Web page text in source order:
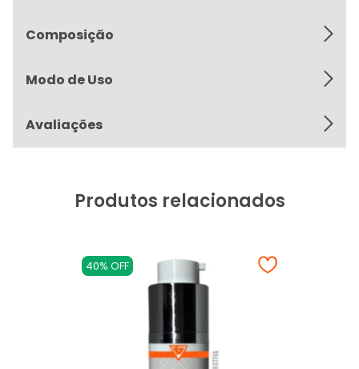
Composição
Modo de Uso
Avaliações
Produtos relacionados
40% OFF